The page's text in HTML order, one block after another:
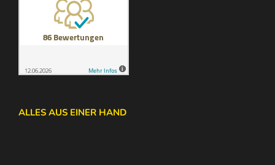
ALLES AUS EINER HAND